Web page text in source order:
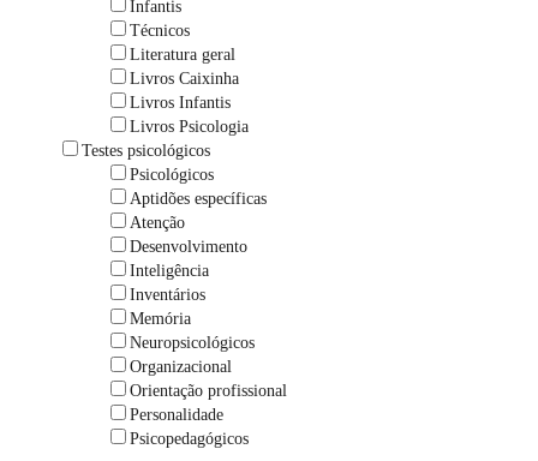
Infantis
Técnicos
Literatura geral
Livros Caixinha
Livros Infantis
Livros Psicologia
Testes psicológicos
Psicológicos
Aptidões específicas
Atenção
Desenvolvimento
Inteligência
Inventários
Memória
Neuropsicológicos
Organizacional
Orientação profissional
Personalidade
Psicopedagógicos